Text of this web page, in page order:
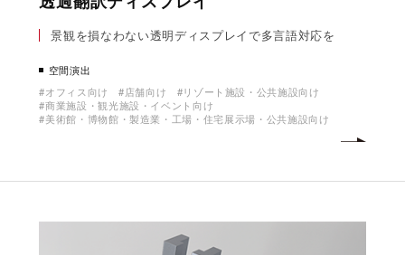
景観を損なわない透明ディスプレイで多言語対応を
空間演出
オフィス向け
店舗向け
リゾート施設・公共施設向け
商業施設・観光施設・イベント向け
美術館・博物館・製造業・工場・住宅展示場・公共施設向け